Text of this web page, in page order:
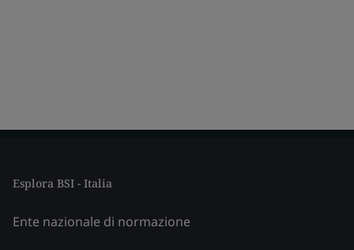
Esplora BSI - Italia
Ente nazionale di normazione